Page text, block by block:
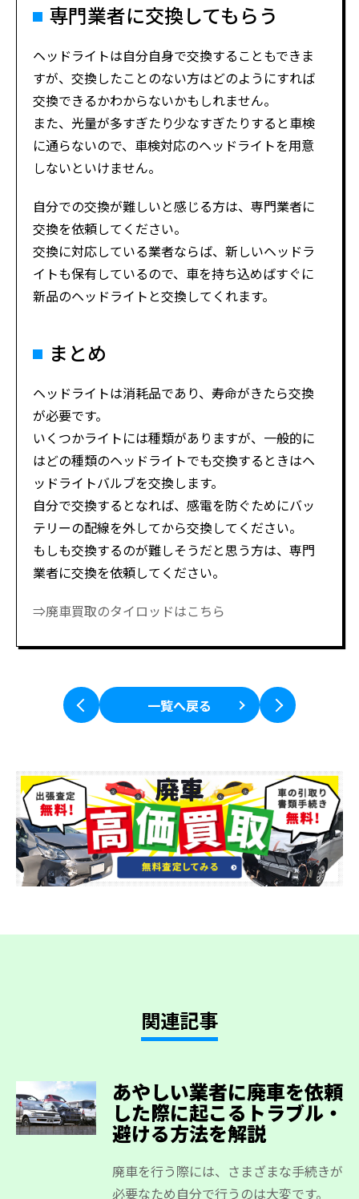
専門業者に交換してもらう
ヘッドライトは自分自身で交換することもできま
すが、交換したことのない方はどのようにすれば
交換できるかわからないかもしれません。
また、光量が多すぎたり少なすぎたりすると車検
に通らないので、車検対応のヘッドライトを用意
しないといけません。
自分での交換が難しいと感じる方は、専門業者に
交換を依頼してください。
交換に対応している業者ならば、新しいヘッドラ
イトも保有しているので、車を持ち込めばすぐに
新品のヘッドライトと交換してくれます。
まとめ
ヘッドライトは消耗品であり、寿命がきたら交換
が必要です。
いくつかライトには種類がありますが、一般的に
はどの種類のヘッドライトでも交換するときはヘ
ッドライトバルブを交換します。
自分で交換するとなれば、感電を防ぐためにバッ
テリーの配線を外してから交換してください。
もしも交換するのが難しそうだと思う方は、専門
業者に交換を依頼してください。
⇒廃車買取のタイロッドはこちら
一覧へ戻る
関連記事
あやしい業者に廃車を依頼
した際に起こるトラブル・
避ける方法を解説
廃車を行う際には、さまざまな手続きが
必要なため自分で行うのは大変です。